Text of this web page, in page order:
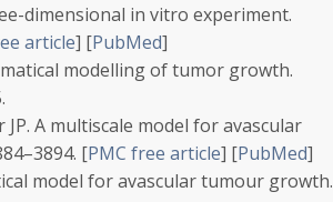
dimensional in vitro experiment.
article] [PubMed]
modelling of tumor growth.
JP. A multiscale model for avascular
[PMC free article] [PubMed]
model for avascular tumour growth.